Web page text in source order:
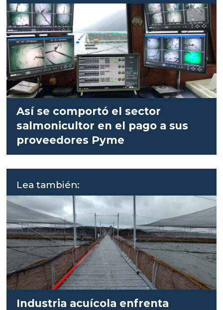
Así se comportó el sector
salmonicultor en el pago a sus
proveedores Pyme
Lea también:
Industria acuícola enfrenta